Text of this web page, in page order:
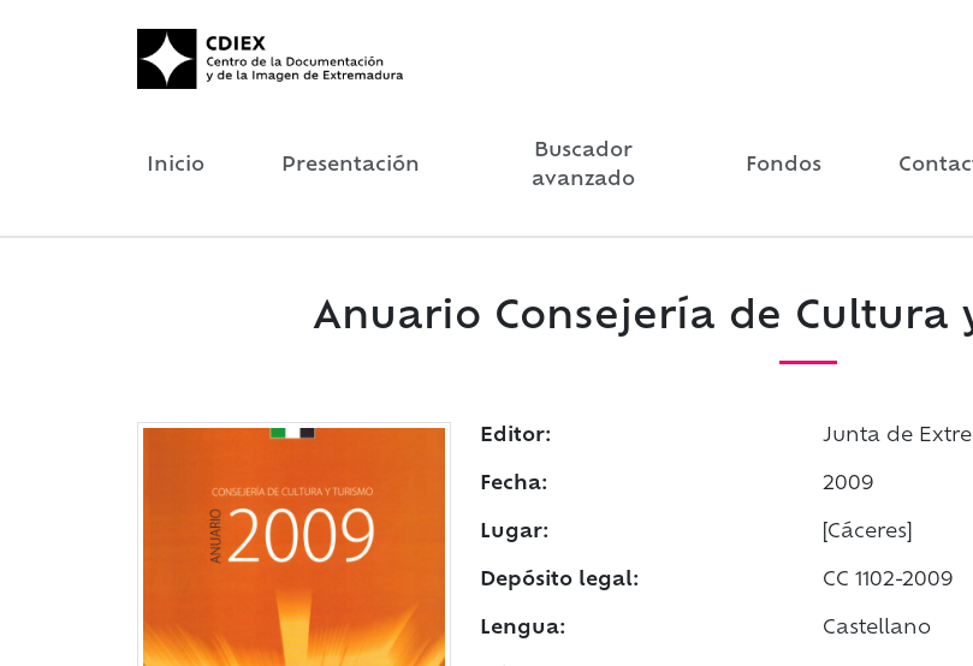
Inicio Presentación
Buscador
avanzado
Fondos
Anuario Consejería de Cultura
Editor: Junta de
Fecha: 2009
Lugar: [Cáceres]
Depósito legal: CC 1102-2009
Lengua: Castellano